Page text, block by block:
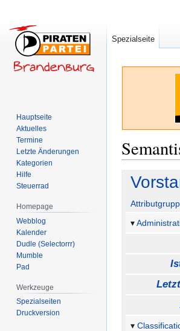
Zur
Navigation
springen
Zur
Suche
springen
Spezialseite
Hauptseite
Aktuelles
Termine
Letzte Änderungen
Kategorien
Hilfe
Steuerrad
Homepage
Webblog
Kalender
Dudle (Selectorrr)
Mumble
Pad
Werkzeuge
Spezialseiten
Druckversion